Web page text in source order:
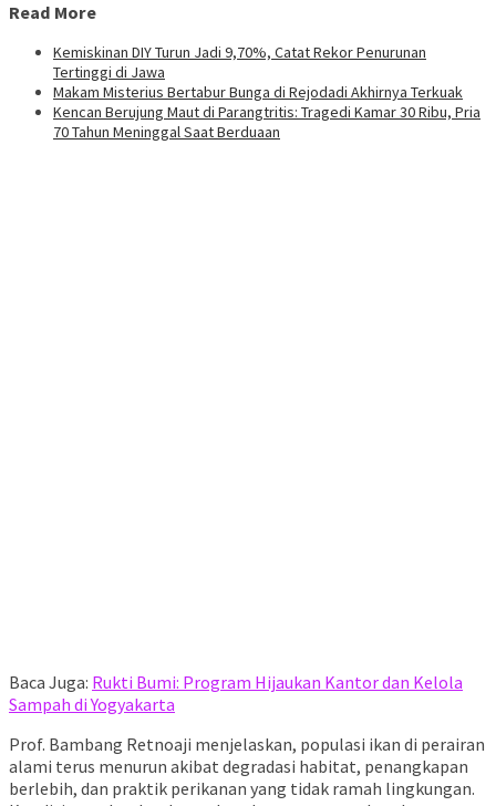
Read More
Kemiskinan DIY Turun Jadi 9,70%, Catat Rekor Penurunan
Tertinggi di Jawa
Makam Misterius Bertabur Bunga di Rejodadi Akhirnya Terkuak
Kencan Berujung Maut di Parangtritis: Tragedi Kamar 30 Ribu, Pria
70 Tahun Meninggal Saat Berduaan
Baca Juga: Rukti Bumi: Program Hijaukan Kantor dan Kelola
Sampah di Yogyakarta
Prof. Bambang Retnoaji menjelaskan, populasi ikan di perairan
alami terus menurun akibat degradasi habitat, penangkapan
berlebih, dan praktik perikanan yang tidak ramah lingkungan.